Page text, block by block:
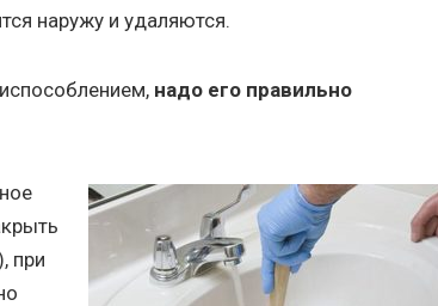
наружу и удаляются.
надо его правильно
при